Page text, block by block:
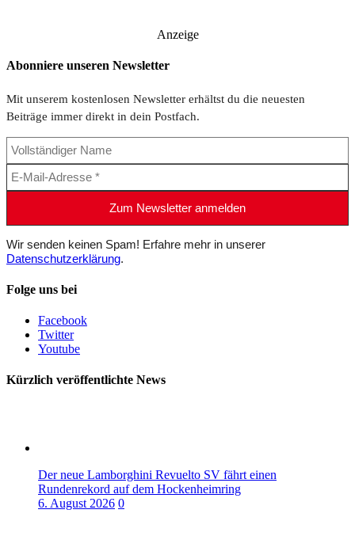
Anzeige
Abonniere unseren Newsletter
Mit unserem kostenlosen Newsletter erhältst du die neuesten
Beiträge immer direkt in dein Postfach.
Wir senden keinen Spam! Erfahre mehr in unserer
Datenschutzerklärung.
Folge uns bei
Facebook
Twitter
Youtube
Kürzlich veröffentlichte News
Der neue Lamborghini Revuelto SV fährt einen
Rundenrekord auf dem Hockenheimring
6. August 2026 0